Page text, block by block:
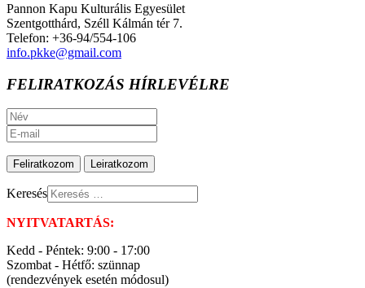
Pannon Kapu Kulturális Egyesület
Szentgotthárd, Széll Kálmán tér 7.
Telefon: +36-94/554-106
info.pkke@gmail.com
FELIRATKOZÁS HÍRLEVÉLRE
Keresés
NYITVATARTÁS:
Kedd - Péntek: 9:00 - 17:00
Szombat - Hétfő: szünnap
(rendezvények esetén módosul)